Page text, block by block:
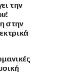
την
στην